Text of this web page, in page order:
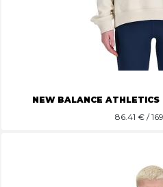
NEW BALANCE ATHLETICS
86.41 € /